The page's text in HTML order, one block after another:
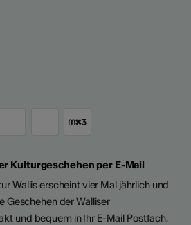
Kulturgeschehen per E-Mail
Wallis erscheint vier Mal jährlich und
Geschehen der Walliser
und bequem in Ihr E-Mail Postfach.